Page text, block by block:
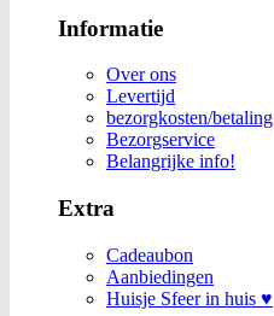
Informatie
Over ons
Levertijd
bezorgkosten/betaling
Bezorgservice
Belangrijke info!
Extra
Cadeaubon
Aanbiedingen
Huisje Sfeer in huis ♥